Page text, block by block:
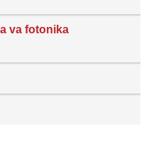
va fotonika